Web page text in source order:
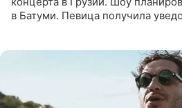
в Батуми. Певица получила